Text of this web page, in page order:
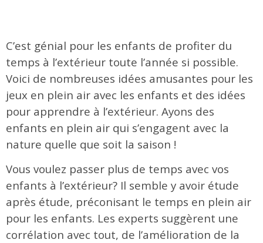
C’est génial pour les enfants de profiter du
temps à l’extérieur toute l’année si possible.
Voici de nombreuses idées amusantes pour les
jeux en plein air avec les enfants et des idées
pour apprendre à l’extérieur. Ayons des
enfants en plein air qui s’engagent avec la
nature quelle que soit la saison !
Vous voulez passer plus de temps avec vos
enfants à l’extérieur? Il semble y avoir étude
après étude, préconisant le temps en plein air
pour les enfants. Les experts suggèrent une
corrélation avec tout, de l’amélioration de la